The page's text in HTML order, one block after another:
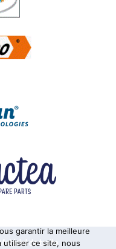
de traite
garantir la meilleure
utiliser ce site, nous